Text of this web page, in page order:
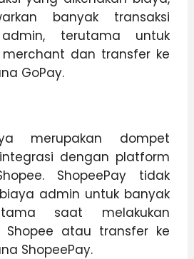
banyak transaksi
terutama untuk
dan transfer ke
GoPay.
merupakan dompet
dengan platform
ShopeePay tidak
admin untuk banyak
saat melakukan
atau transfer ke
ShopeePay.